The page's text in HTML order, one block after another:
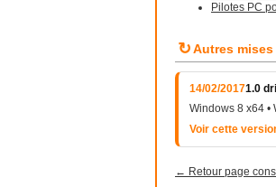
Pilotes PC
↻Autres
14/02/20171.0
Windows 8 x64 •
Voir cette
← Retour page